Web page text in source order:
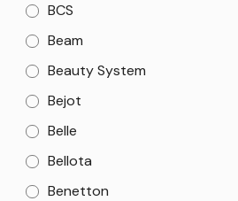
BCS
Beam
Beauty System
Bejot
Belle
Bellota
Benetton